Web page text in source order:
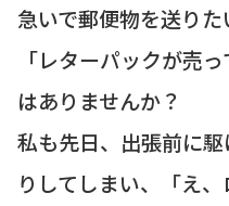
急いで郵便物を送り
「レターパックが売
はありませんか？
私も先日、出張前に
りしてしまい、「え